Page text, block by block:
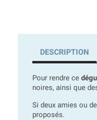
DESCRIPTION
Pour rendre ce
noires, ainsi que
Si deux amies ou
proposés.